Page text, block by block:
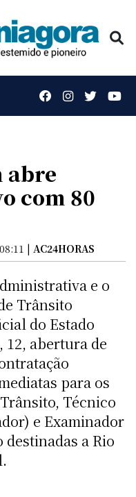
abre
com 80
| AC24HORAS
e o
Trânsito
do Estado
12, abertura de
para os
Técnico
e Examinador
destinadas a Rio